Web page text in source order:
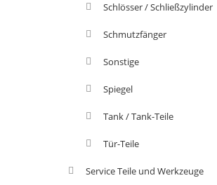
Schlösser / Schließzylinder
Schmutzfänger
Sonstige
Spiegel
Tank / Tank-Teile
Tür-Teile
Service Teile und Werkzeuge